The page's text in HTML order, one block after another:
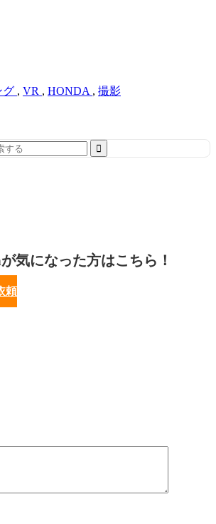
グ , VR , HONDA , 撮影
気になった方はこちら！
頼